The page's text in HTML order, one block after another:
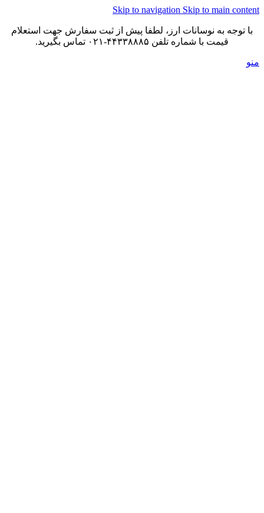
Skip to navigation Skip to main content
با توجه به نوسانات ارز، لطفا پیش از ثبت سفارش جهت استعلام
قیمت با شماره تلفن ۴۴۳۳۸۸۸۵-۰۲۱ تماس بگیرید.
منو